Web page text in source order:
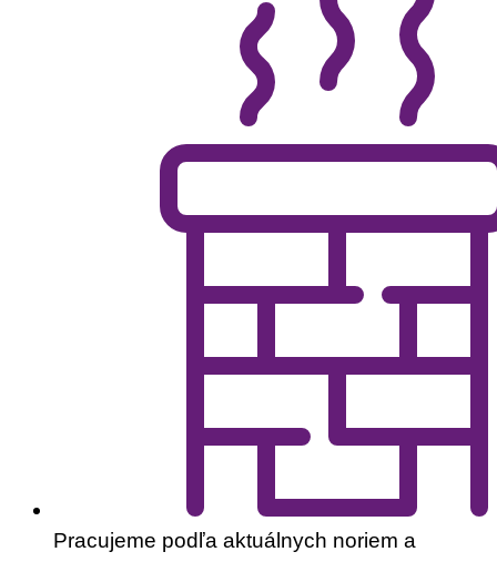
Pracujeme podľa aktuálnych noriem a